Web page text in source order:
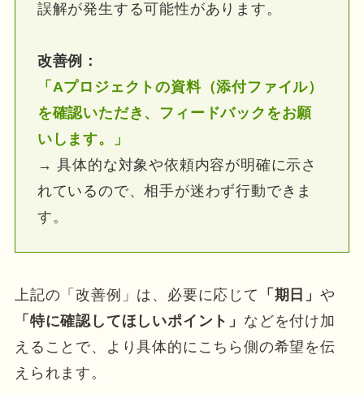
誤解が発生する可能性があります。
改善例：
「Aプロジェクトの資料（添付ファイル）
を確認いただき、フィードバックをお願
いします。」
→ 具体的な対象や依頼内容が明確に示さ
れているので、相手が迷わず行動できま
す。
上記の「改善例」は、必要に応じて 「期日」や
「特に確認してほしいポイント」 などを付け加
えることで、より具体的にこちら側の希望を伝
えられます。